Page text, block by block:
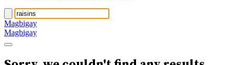
Magbigay
Magbigay